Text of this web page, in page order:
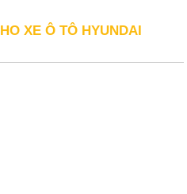
XE Ô TÔ HYUNDAI